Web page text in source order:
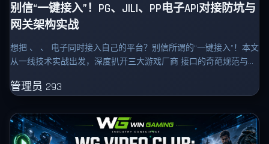
别信“一键接入”！PG、JILI、PP电子API对接防坑与
网关架构实战
想把 、 、 电子同时接入自己的平台？别信所谓的“一键接入”！本文
从一线技术实战出发，深度扒开三大游戏厂商 接口的奇葩规范与暗
管理员 293